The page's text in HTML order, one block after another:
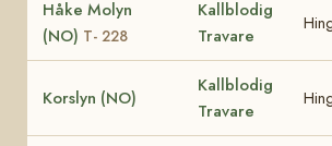
Håke Molyn
(NO) T- 228
Kallblodig
Travare
Korslyn (NO)
Kallblodig
Travare